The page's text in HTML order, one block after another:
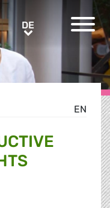
DEDE
EN